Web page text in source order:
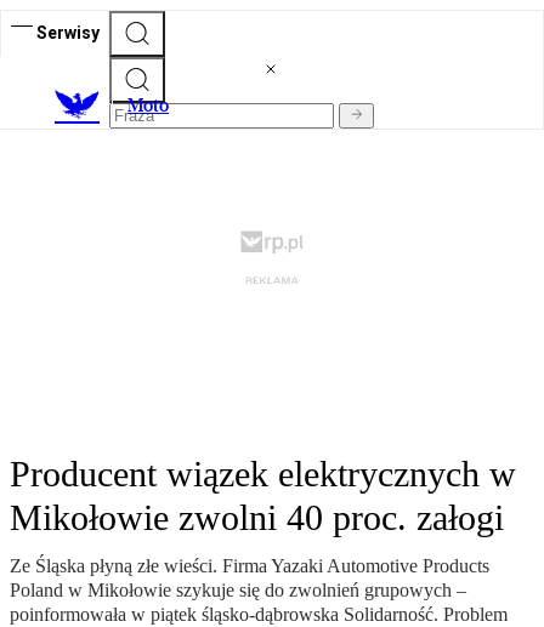
Serwisy
Moto
Producent wiązek elektrycznych w
Mikołowie zwolni 40 proc. załogi
Ze Śląska płyną złe wieści. Firma Yazaki Automotive Products
Poland w Mikołowie szykuje się do zwolnień grupowych –
poinformowała w piątek śląsko-dąbrowska Solidarność. Problem